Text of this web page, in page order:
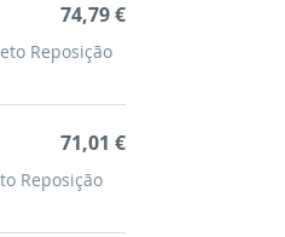
Reposição
74,79 €
Reposição
71,01 €